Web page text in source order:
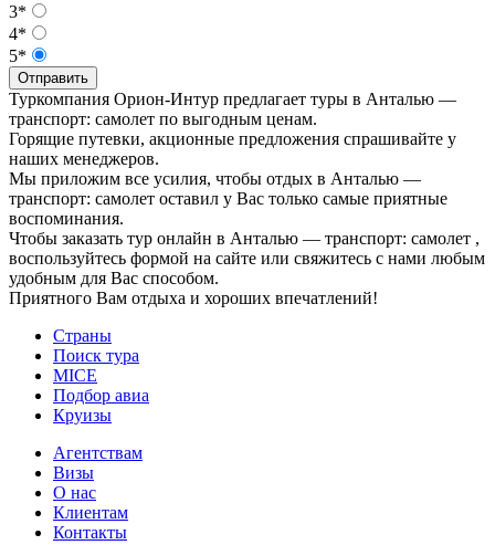
3*
4*
5*
Отправить
Туркомпания Орион-Интур предлагает туры в Анталью —
транспорт: самолет по выгодным ценам.
Горящие путевки, акционные предложения спрашивайте у
наших менеджеров.
Мы приложим все усилия, чтобы отдых в Анталью —
транспорт: самолет оставил у Вас только самые приятные
воспоминания.
Чтобы заказать тур онлайн в Анталью — транспорт: самолет ,
воспользуйтесь формой на сайте или свяжитесь с нами любым
удобным для Вас способом.
Приятного Вам отдыха и хороших впечатлений!
Страны
Поиск тура
MICE
Подбор авиа
Круизы
Агентствам
Визы
О нас
Клиентам
Контакты